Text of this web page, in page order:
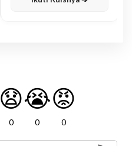
😧
0
😭
0
😡
0